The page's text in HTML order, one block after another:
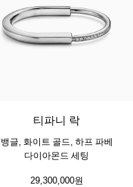
티파니 락
뱅글, 화이트 골드, 하프 파베
다이아몬드 세팅
29,300,000원